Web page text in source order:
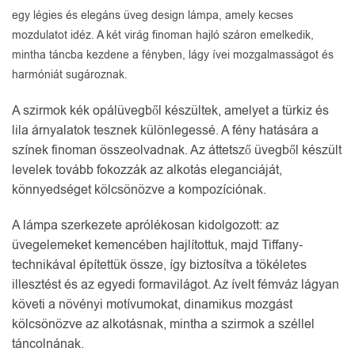
egy légies és elegáns üveg design lámpa, amely kecses
mozdulatot idéz. A két virág finoman hajló száron emelkedik,
mintha táncba kezdene a fényben, lágy ívei mozgalmasságot és
harmóniát sugároznak.
A szirmok kék opálüvegből készültek, amelyet a türkiz és
lila árnyalatok tesznek különlegessé. A fény hatására a
színek finoman összeolvadnak. Az áttetsző üvegből készült
levelek tovább fokozzák az alkotás eleganciáját,
könnyedséget kölcsönözve a kompozíciónak.
A lámpa szerkezete aprólékosan kidolgozott: az
üvegelemeket kemencében hajlítottuk, majd Tiffany-
technikával építettük össze, így biztosítva a tökéletes
illesztést és az egyedi formavilágot. Az ívelt fémváz lágyan
követi a növényi motívumokat, dinamikus mozgást
kölcsönözve az alkotásnak, mintha a szirmok a széllel
táncolnának.